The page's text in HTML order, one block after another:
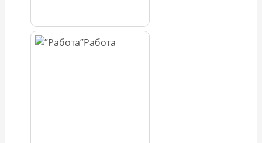
Работа